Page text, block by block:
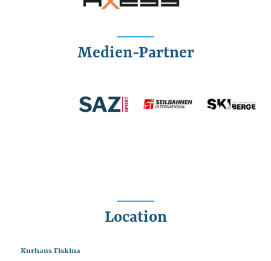
Medien-Partner
Location
Kurhaus Fiskina